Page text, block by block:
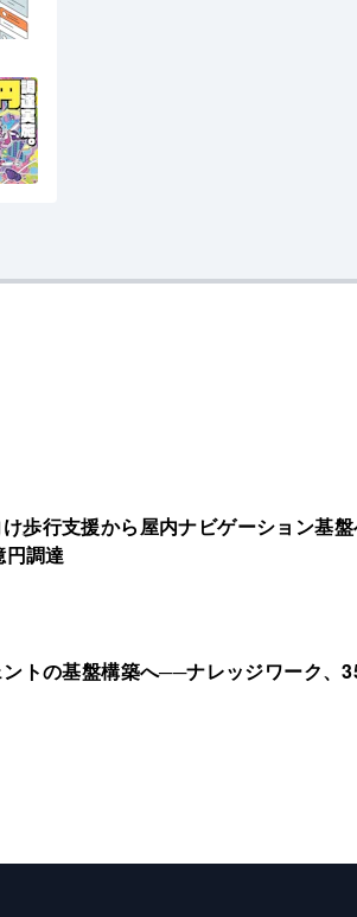
歩行支援から屋内ナビゲーション基
円調達
トの基盤構築へ──ナレッジワーク、